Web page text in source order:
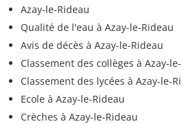
Azay-le-Rideau
Qualité de l'eau à Azay-le-Rideau
Avis de décès à Azay-le-Rideau
Classement des collèges à Azay-
Classement des lycées à Azay-le-
Ecole à Azay-le-Rideau
Crèches à Azay-le-Rideau